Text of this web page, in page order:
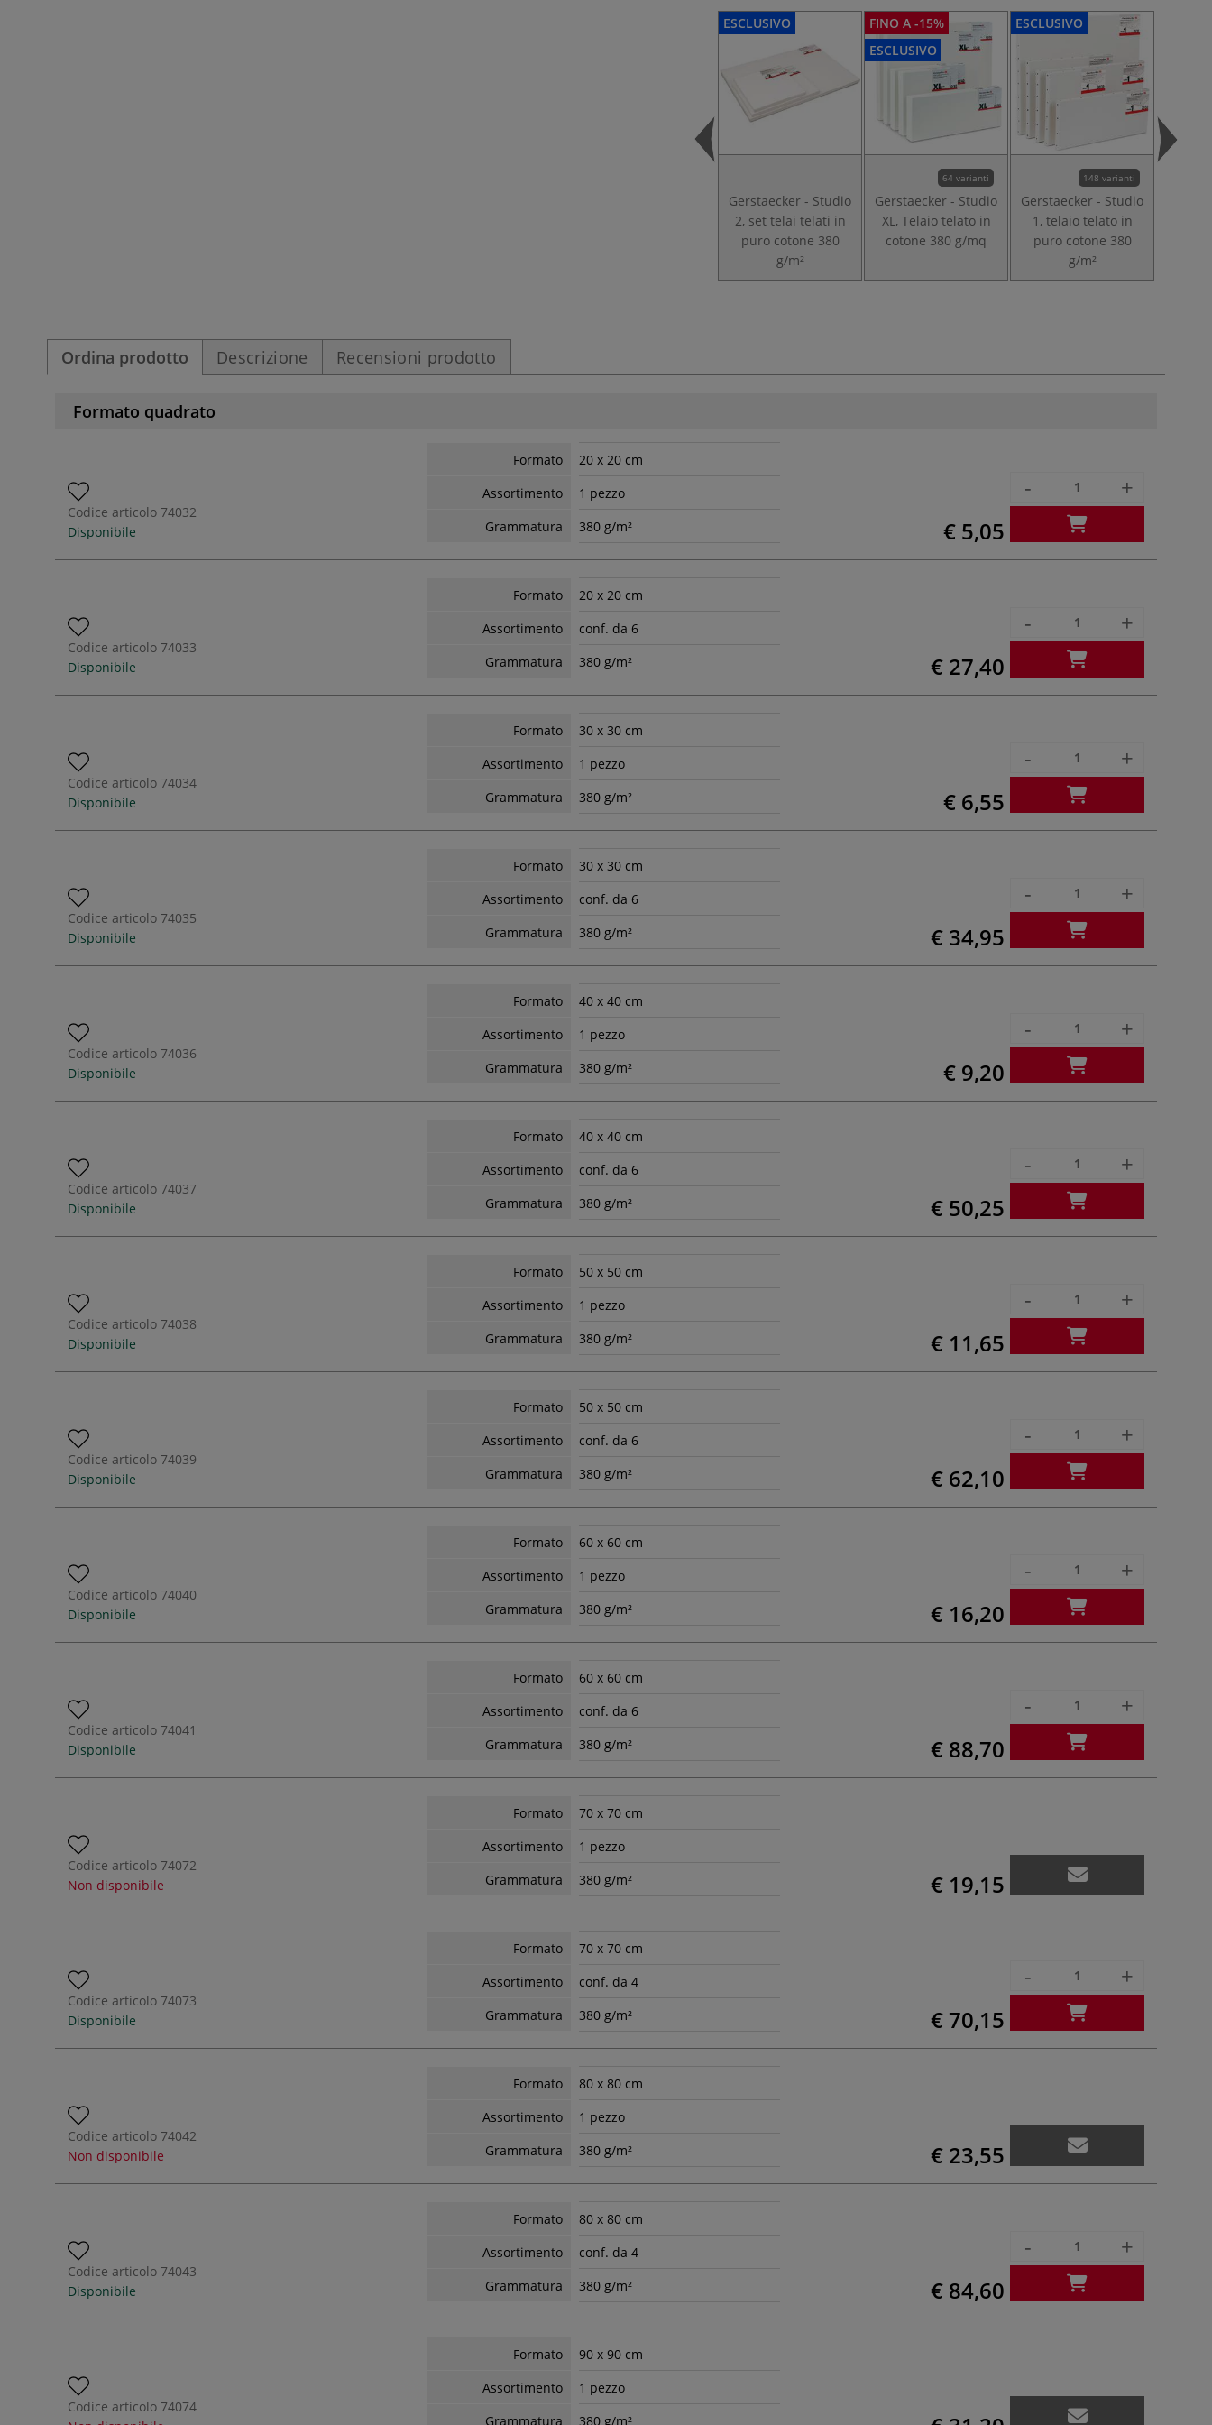
ESCLUSIVO
Gerstaecker - Studio
2, set telai telati in
puro cotone 380
g/m²
FINO A -15%
ESCLUSIVO
64 varianti
Gerstaecker - Studio
XL, Telaio telato in
cotone 380 g/mq
ESCLUSIVO
148 varianti
Gerstaecker - Studio
1, telaio telato in
puro cotone 380
g/m²
Ordina prodotto Descrizione Recensioni prodotto
Formato quadrato
Codice articolo 74032
Disponibile
Formato
20 x 20 cm
Assortimento
1 pezzo
Grammatura
380 g/m² € 5,05
- +
Codice articolo 74033
Disponibile
Formato
20 x 20 cm
Assortimento
conf. da 6
Grammatura
380 g/m² € 27,40
- +
Codice articolo 74034
Disponibile
Formato
30 x 30 cm
Assortimento
1 pezzo
Grammatura
380 g/m² € 6,55
- +
Codice articolo 74035
Disponibile
Formato
30 x 30 cm
Assortimento
conf. da 6
Grammatura
380 g/m² € 34,95
- +
Codice articolo 74036
Disponibile
Formato
40 x 40 cm
Assortimento
1 pezzo
Grammatura
380 g/m² € 9,20
- +
Codice articolo 74037
Disponibile
Formato
40 x 40 cm
Assortimento
conf. da 6
Grammatura
380 g/m² € 50,25
- +
Codice articolo 74038
Disponibile
Formato
50 x 50 cm
Assortimento
1 pezzo
Grammatura
380 g/m² € 11,65
- +
Codice articolo 74039
Disponibile
Formato
50 x 50 cm
Assortimento
conf. da 6
Grammatura
380 g/m² € 62,10
- +
Codice articolo 74040
Disponibile
Formato
60 x 60 cm
Assortimento
1 pezzo
Grammatura
380 g/m² € 16,20
- +
Codice articolo 74041
Disponibile
Formato
60 x 60 cm
Assortimento
conf. da 6
Grammatura
380 g/m² € 88,70
- +
Codice articolo 74072
Non disponibile
Formato
70 x 70 cm
Assortimento
1 pezzo
Grammatura
380 g/m² € 19,15
Codice articolo 74073
Disponibile
Formato
70 x 70 cm
Assortimento
conf. da 4
Grammatura
380 g/m² € 70,15
- +
Codice articolo 74042
Non disponibile
Formato
80 x 80 cm
Assortimento
1 pezzo
Grammatura
380 g/m² € 23,55
Codice articolo 74043
Disponibile
Formato
80 x 80 cm
Assortimento
conf. da 4
Grammatura
380 g/m² € 84,60
- +
Codice articolo 74074
Formato
90 x 90 cm
Assortimento
1 pezzo
Grammatura
380 g/m²